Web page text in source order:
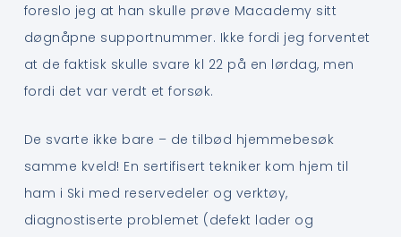
foreslo jeg at han skulle prøve Macademy sitt
døgnåpne supportnummer. Ikke fordi jeg forventet
at de faktisk skulle svare kl 22 på en lørdag, men
fordi det var verdt et forsøk.
De svarte ikke bare – de tilbød hjemmebesøk
samme kveld! En sertifisert tekniker kom hjem til
ham i Ski med reservedeler og verktøy,
diagnostiserte problemet (defekt lader og